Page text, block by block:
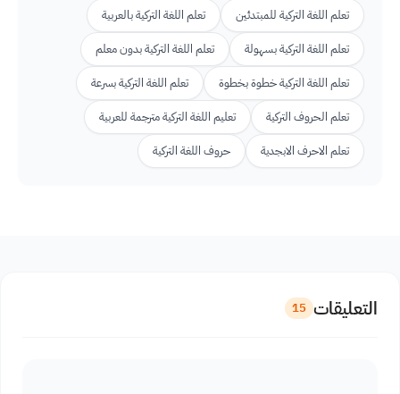
تعلم اللغة التركية للمبتدئين
تعلم اللغة التركية بالعربية
تعلم اللغة التركية بسهولة
تعلم اللغة التركية بدون معلم
تعلم اللغة التركية خطوة بخطوة
تعلم اللغة التركية بسرعة
تعلم الحروف التركية
تعليم اللغة التركية مترجمة للعربية
تعلم الاحرف الابجدية
حروف اللغة التركية
التعليقات 15